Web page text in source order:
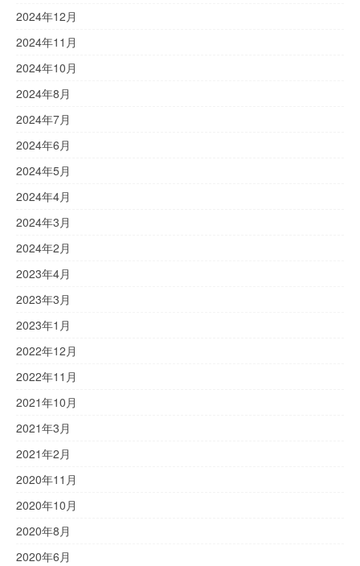
2024年12月
2024年11月
2024年10月
2024年8月
2024年7月
2024年6月
2024年5月
2024年4月
2024年3月
2024年2月
2023年4月
2023年3月
2023年1月
2022年12月
2022年11月
2021年10月
2021年3月
2021年2月
2020年11月
2020年10月
2020年8月
2020年6月